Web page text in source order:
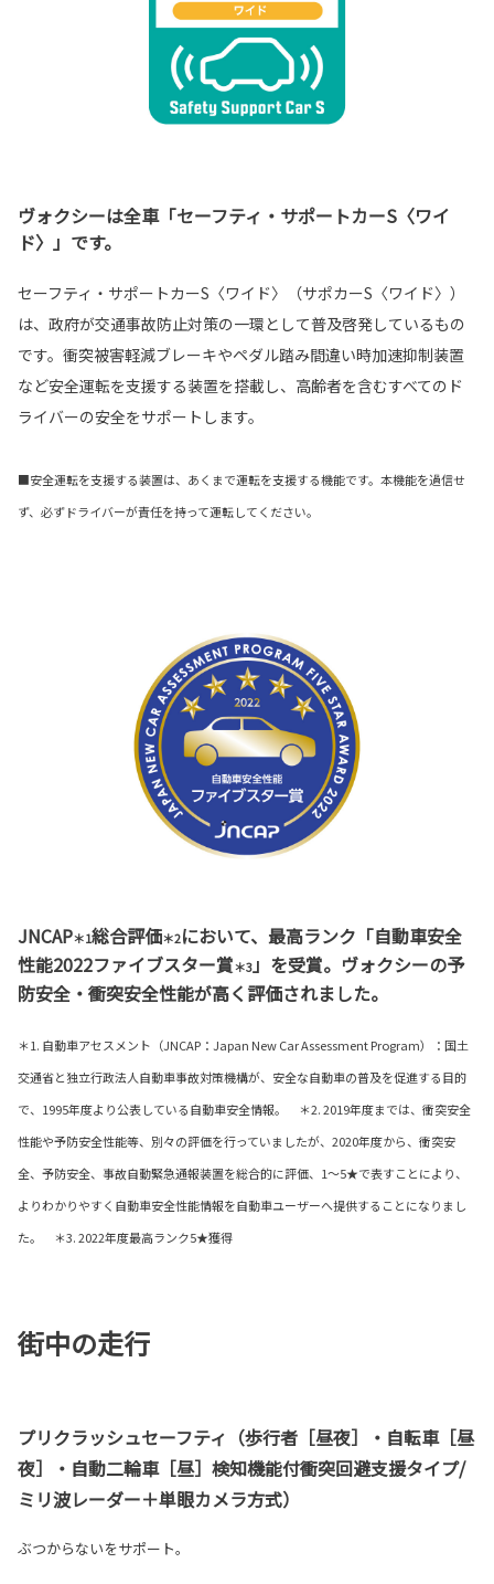
ヴォクシーは全車「セーフティ・サポートカーS〈ワイ
ド〉」です。
セーフティ・サポートカーS〈ワイド〉（サポカーS〈ワイド〉）
は、政府が交通事故防止対策の一環として普及啓発しているもの
です。衝突被害軽減ブレーキやペダル踏み間違い時加速抑制装置
など安全運転を支援する装置を搭載し、高齢者を含むすべてのド
ライバーの安全をサポートします。
■安全運転を支援する装置は、あくまで運転を支援する機能です。本機能を過信せ
ず、必ずドライバーが責任を持って運転してください。
JNCAP＊1総合評価＊2において、最高ランク「自動車安全
性能2022ファイブスター賞＊3」を受賞。ヴォクシーの予
防安全・衝突安全性能が高く評価されました。
＊1. 自動車アセスメント（JNCAP：Japan New Car Assessment Program）：国土
交通省と独立行政法人自動車事故対策機構が、安全な自動車の普及を促進する目的
で、1995年度より公表している自動車安全情報。 ＊2. 2019年度までは、衝突安全
性能や予防安全性能等、別々の評価を行っていましたが、2020年度から、衝突安
全、予防安全、事故自動緊急通報装置を総合的に評価、1～5★で表すことにより、
よりわかりやすく自動車安全性能情報を自動車ユーザーへ提供することになりまし
た。 ＊3. 2022年度最高ランク5★獲得
街中の走行
プリクラッシュセーフティ（歩行者［昼夜］・自転車［昼
夜］・自動二輪車［昼］検知機能付衝突回避支援タイプ/
ミリ波レーダー＋単眼カメラ方式）
ぶつからないをサポート。